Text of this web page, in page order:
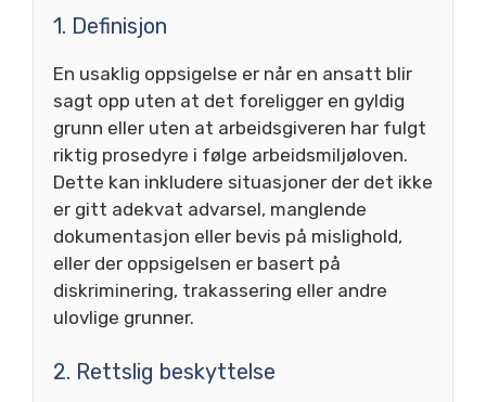
1. Definisjon
En usaklig oppsigelse er når en ansatt blir
sagt opp uten at det foreligger en gyldig
grunn eller uten at arbeidsgiveren har fulgt
riktig prosedyre i følge arbeidsmiljøloven.
Dette kan inkludere situasjoner der det ikke
er gitt adekvat advarsel, manglende
dokumentasjon eller bevis på mislighold,
eller der oppsigelsen er basert på
diskriminering, trakassering eller andre
ulovlige grunner.
2. Rettslig beskyttelse